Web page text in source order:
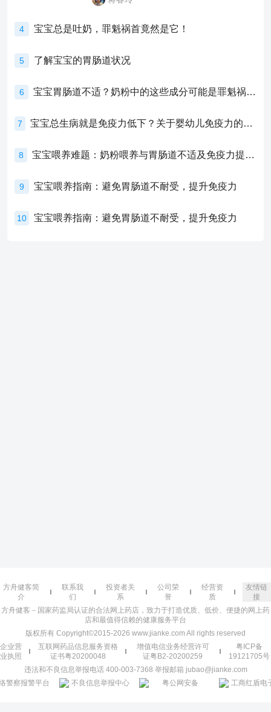
4 宝宝总是吐奶，罪魁祸首竟然是它！
5 了解宝宝的胃肠道状况
6 宝宝胃肠道不适？奶粉中的这些成分可能是罪魁祸首！
7 宝宝总生病就是免疫力低下？关于婴幼儿免疫力的真相，家长必须了解！
8 宝宝喂养难题：奶粉喂养与胃肠道不适及免疫力提升的奥秘
9 宝宝喂养指南：避免胃肠道不耐受，提升免疫力
10 宝宝喂养指南：避免胃肠道不耐受，提升免疫力
方舟健客简
介
联系我
们
投资者关
系
公司荣
誉
经营资
质
友情链
接
方舟健客－国家药监局认证的合法网上药店，致力于打造优质、低价、便捷的网上药
店和最值得信赖的健康服务平台
版权所有 Copyright©2015-2026 www.jianke.com All rights reserved
企业营
业执照
互联网药品信息服务资格
证书粤20200048
增值电信业务经营许可
证粤B2-20200259
粤ICP备
19121705号
违法和不良信息举报电话 400-003-7368 举报邮箱 jubao@jianke.com